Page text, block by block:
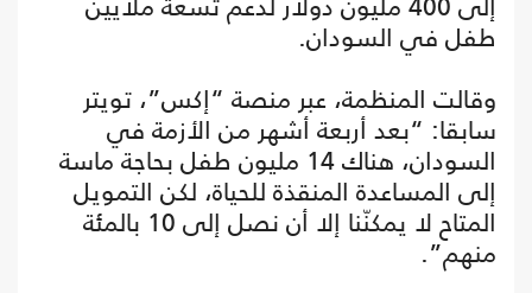
طفل في السودان.
وقالت المنظمة، عبر منصة “إكس”، تويتر
سابقا: “بعد أربعة أشهر من الأزمة في
‎السودان، هناك 14 مليون طفل بحاجة ماسة
إلى المساعدة المنقذة للحياة، لكن التمويل
المتاح لا يمكنّنا إلا أن نصل إلى 10 بالمئة
منهم”.